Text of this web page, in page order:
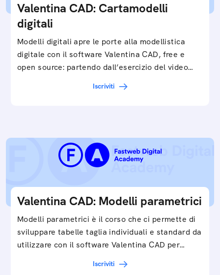
Valentina CAD: Cartamodelli
digitali
Modelli digitali apre le porte alla modellistica
digitale con il software Valentina CAD, free e
open source: partendo dall’esercizio del video…
Iscriviti
Valentina CAD: Modelli parametrici
Modelli parametrici è il corso che ci permette di
sviluppare tabelle taglia individuali e standard da
utilizzare con il software Valentina CAD per…
Iscriviti